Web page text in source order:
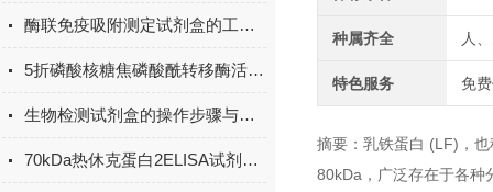
酶联免疫吸附测定试剂盒的工作原理与应用
5折磷酸核糖焦磷酸酰转移酶活性检测试剂盒
生物检测试剂盒的操作步骤与实验注意事项
70kDa热休克蛋白2ELISA试剂盒课题研究讨论操作法
种属齐全 人
特色服务 免
摘要：乳铁蛋白 (LF)，
80kDa，广泛存在于各种